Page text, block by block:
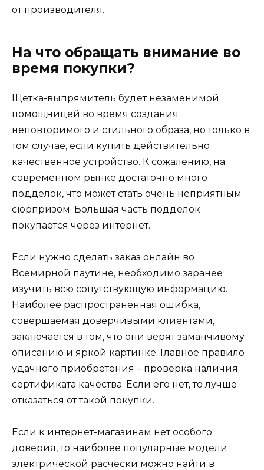
от производителя.
На что обращать внимание во
время покупки?
Щетка-выпрямитель будет незаменимой
помощницей во время создания
неповторимого и стильного образа, но только в
том случае, если купить действительно
качественное устройство. К сожалению, на
современном рынке достаточно много
подделок, что может стать очень неприятным
сюрпризом. Большая часть подделок
покупается через интернет.
Если нужно сделать заказ онлайн во
Всемирной паутине, необходимо заранее
изучить всю сопутствующую информацию.
Наиболее распространенная ошибка,
совершаемая доверчивыми клиентами,
заключается в том, что они верят заманчивому
описанию и яркой картинке. Главное правило
удачного приобретения – проверка наличия
сертификата качества. Если его нет, то лучше
отказаться от такой покупки.
Если к интернет-магазинам нет особого
доверия, то наиболее популярные модели
электрической расчески можно найти в